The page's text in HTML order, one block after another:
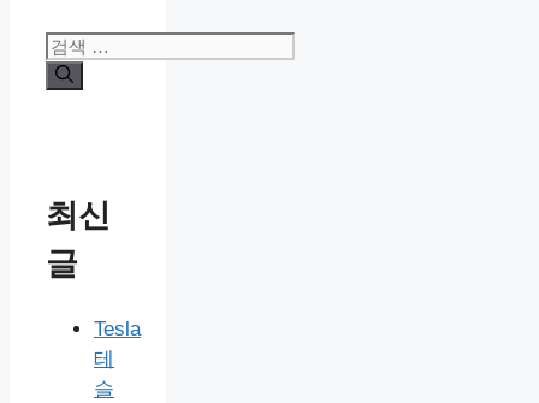
검
색:
최신
글
Tesla
테
슬